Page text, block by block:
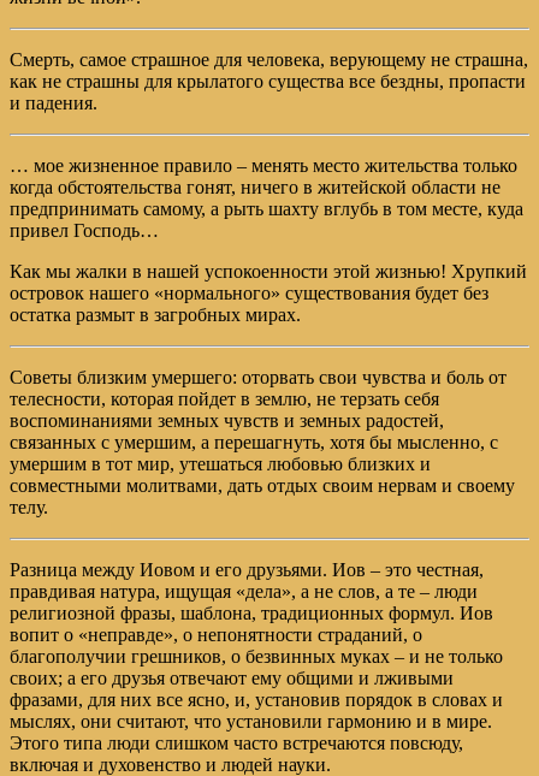
Смерть, самое страшное для человека, верующему не страшна,
как не страшны для крылатого существа все бездны, пропасти
и падения.
… мое жизненное правило – менять место жительства только
когда обстоятельства гонят, ничего в житейской области не
предпринимать самому, а рыть шахту вглубь в том месте, куда
привел Господь…
Как мы жалки в нашей успокоенности этой жизнью! Хрупкий
островок нашего «нормального» существования будет без
остатка размыт в загробных мирах.
Советы близким умершего: оторвать свои чувства и боль от
телесности, которая пойдет в землю, не терзать себя
воспоминаниями земных чувств и земных радостей,
связанных с умершим, а перешагнуть, хотя бы мысленно, с
умершим в тот мир, утешаться любовью близких и
совместными молитвами, дать отдых своим нервам и своему
телу.
Разница между Иовом и его друзьями. Иов – это честная,
правдивая натура, ищущая «дела», а не слов, а те – люди
религиозной фразы, шаблона, традиционных формул. Иов
вопит о «неправде», о непонятности страданий, о
благополучии грешников, о безвинных муках – и не только
своих; а его друзья отвечают ему общими и лживыми
фразами, для них все ясно, и, установив порядок в словах и
мыслях, они считают, что установили гармонию и в мире.
Этого типа люди слишком часто встречаются повсюду,
включая и духовенство и людей науки.